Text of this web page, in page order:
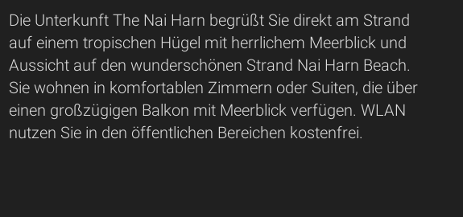
Die Unterkunft The Nai Harn begrüßt Sie direkt am Strand
auf einem tropischen Hügel mit herrlichem Meerblick und
Aussicht auf den wunderschönen Strand Nai Harn Beach.
Sie wohnen in komfortablen Zimmern oder Suiten, die über
einen großzügigen Balkon mit Meerblick verfügen. WLAN
nutzen Sie in den öffentlichen Bereichen kostenfrei.